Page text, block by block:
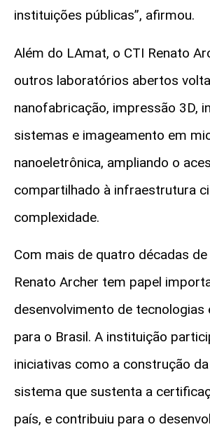
instituições públicas”, afirmou.
Além do LAmat, o CTI Renato
outros laboratórios abertos
nanofabricação, impressão 3D,
sistemas e imageamento em
nanoeletrônica, ampliando o
compartilhado à infraestrutura
complexidade.
Com mais de quatro décadas
Renato Archer tem papel
desenvolvimento de tecnologias
para o Brasil. A instituição
iniciativas como a construção da
sistema que sustenta a
país, e contribuiu para o